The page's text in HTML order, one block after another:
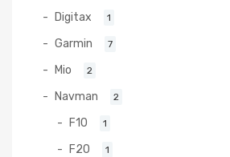
Digitax 1
Garmin 7
Mio 2
Navman 2
F10 1
F20 1